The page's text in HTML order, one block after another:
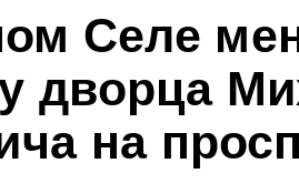
Селе
дворца
на